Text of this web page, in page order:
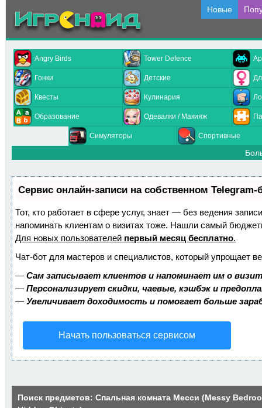
Новые
Angry Birds Tower Defence
Гонки Детские
Квесты Кулинария
Образование Одевалки / Макияж
Симуляторы Спортивные
Сервис онлайн-записи на собственном Telegram-
Тот, кто работает в сфере услуг, знает — без ведения
напоминать клиентам о визитах тоже. Нашли самый
Для новых пользователей первый месяц бесплатно.
Чат-бот для мастеров и специалистов, который упрощает
— Сам записывает клиентов и напоминает им о
— Персонализирует скидки, чаевые, кэшбэк и
— Увеличивает доходимость и помогает больше
Начать пользоваться сервисом
Поиск предметов: Спальная комната Месси (Messy